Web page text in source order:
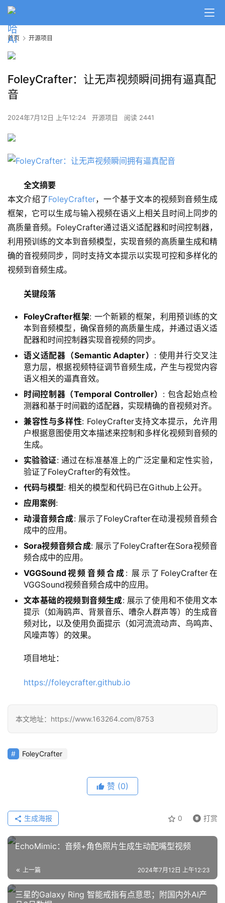
日
项
业
文
告
首页 开源项目
FoleyCrafter：让无声视频瞬间拥有逼真配
音
2024年7月12日 上午12:24 开源项目 阅读 2441
全文摘要
本文介绍了FoleyCrafter，一个基于文本的视频到音频生成
框架，它可以生成与输入视频在语义上相关且时间上同步的
高质量音频。FoleyCrafter通过语义适配器和时间控制器，
利用预训练的文本到音频模型，实现音频的高质量生成和精
确的音视频同步，同时支持文本提示以实现可控和多样化的
视频到音频生成。
关键段落
FoleyCrafter框架: 一个新颖的框架，利用预训练的文
本到音频模型，确保音频的高质量生成，并通过语义适
配器和时间控制器实现音视频的同步。
语义适配器（Semantic Adapter） : 使用并行交叉注
意力层，根据视频特征调节音频生成，产生与视觉内容
语义相关的逼真音效。
时间控制器（Temporal Controller） : 包含起始点检
测器和基于时间戳的适配器，实现精确的音视频对齐。
兼容性与多样性: FoleyCrafter支持文本提示，允许用
户根据意图使用文本描述来控制和多样化视频到音频的
生成。
实验验证: 通过在标准基准上的广泛定量和定性实验，
验证了FoleyCrafter的有效性。
代码与模型: 相关的模型和代码已在Github上公开。
应用案例 :
动漫音频合成: 展示了FoleyCrafter在动漫视频音频合
成中的应用。
Sora视频音频合成: 展示了FoleyCrafter在Sora视频音
频合成中的应用。
VGGSound视频音频合成 : 展示了FoleyCrafter在
VGGSound视频音频合成中的应用。
文本基础的视频到音频生成: 展示了使用和不使用文本
提示（如海鸥声、背景音乐、嘈杂人群声等）的生成音
频对比，以及使用负面提示（如河流流动声、鸟鸣声、
风噪声等）的效果。
项目地址：
https://foleycrafter.github.io
本文地址：https://www.163264.com/8753
FoleyCrafter
赞 (0)
0 打赏
生成海报
EchoMimic：音频+角色照片生成生动配嘴型视频
上一篇 2024年7月12日 上午12:23
三星的Galaxy Ring 智能戒指有点意思；附国内外AI产